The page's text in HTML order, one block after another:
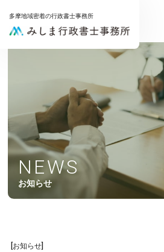
多摩地域密着の行政書士事務所
NEWS
お知らせ
[お知らせ]
代表プロフィール
サービス一覧
解決事例
お知らせ
お問合せ
サービスメニュー
補助金申請サポート
遺言書作成サポート